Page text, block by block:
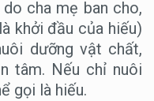
cha mẹ ban cho,
khởi đầu của hiếu)
dưỡng vật chất,
tâm. Nếu chỉ nuôi
gọi là hiếu.